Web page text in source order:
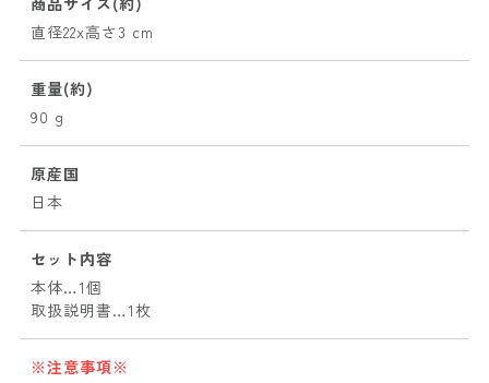
直径22x高さ3 cm
重量(約)
90 g
原産国
日本
セット内容
本体…1個
取扱説明書…1枚
※注意事項※